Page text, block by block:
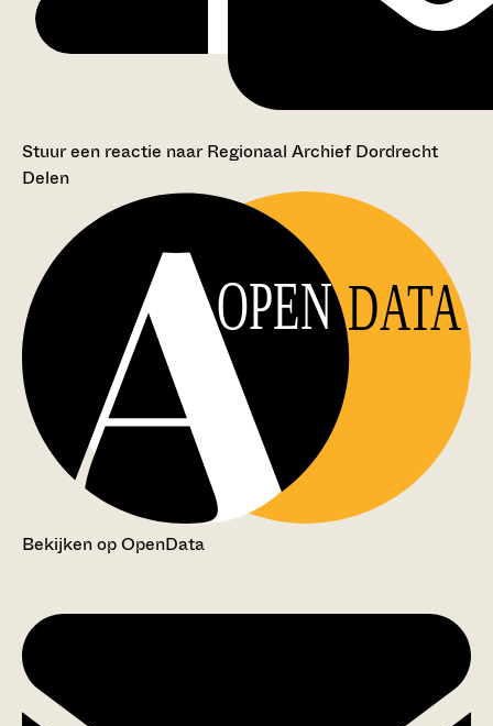
Stuur een reactie naar Regionaal Archief Dordrecht
Delen
OPEN DATA
Bekijken op OpenData